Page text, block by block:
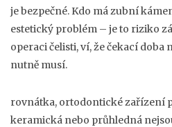
je bezpečné. Kdo má zubní
estetický problém – je to riziko
operaci čelisti, ví, že čekací doba
nutně musí.
rovnátka, ortodontické zařízení
keramická nebo průhledná